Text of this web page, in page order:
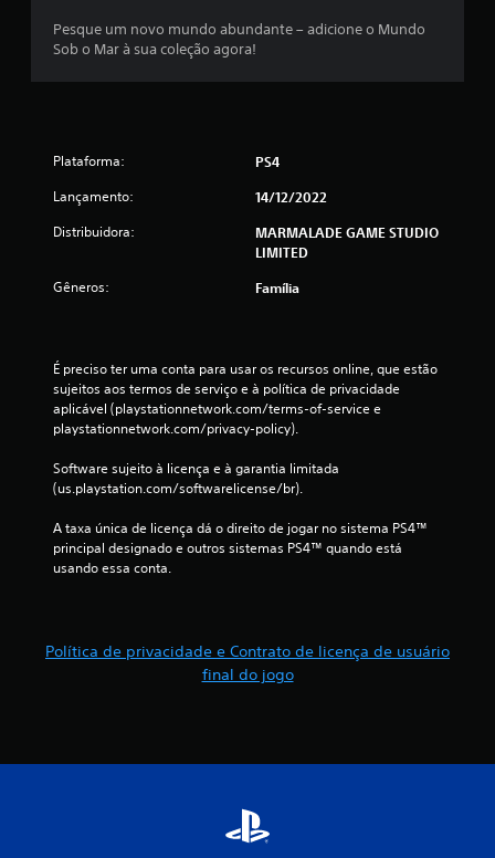
l
f
Pesque um novo mundo abundante – adicione o Mundo
Sob o Mar à sua coleção agora!
Plataforma: PS4
Lançamento: 14/12/2022
Distribuidora:
MARMALADE GAME STUDIO
LIMITED
Gêneros: Família
É preciso ter uma conta para usar os recursos online, que estão
sujeitos aos termos de serviço e à política de privacidade
aplicável (playstationnetwork.com/terms-of-service e
playstationnetwork.com/privacy-policy).
Software sujeito à licença e à garantia limitada
(us.playstation.com/softwarelicense/br).
A taxa única de licença dá o direito de jogar no sistema PS4™
principal designado e outros sistemas PS4™ quando está
usando essa conta.
Política de privacidade e Contrato de licença de usuário
final do jogo